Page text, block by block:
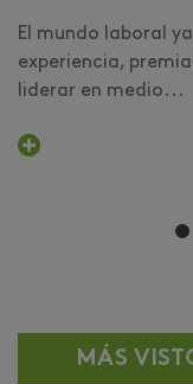
El mundo laboral
experiencia,
liderar en medio...
MÁS